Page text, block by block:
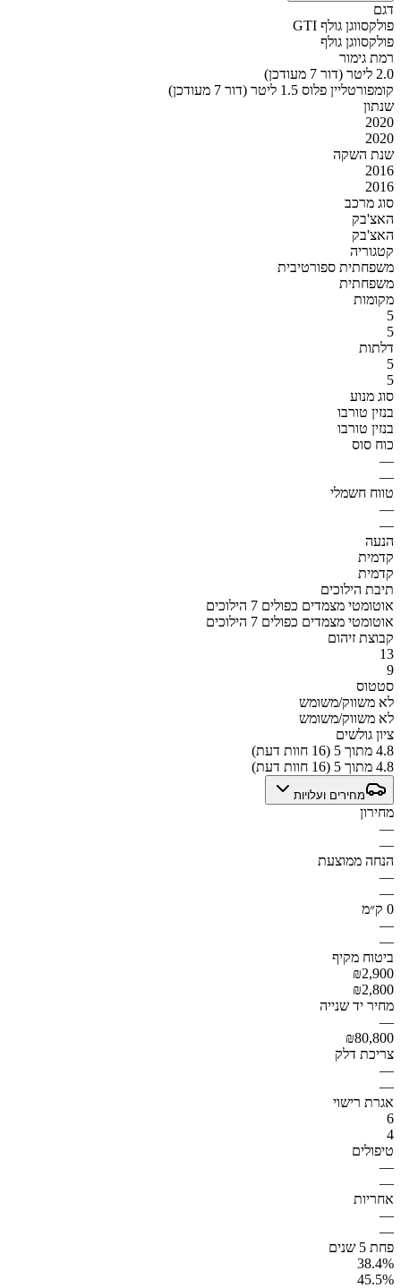
דגם
פולקסווגן גולף GTI
פולקסווגן גולף
רמת גימור
2.0 ליטר (דור 7 מעודכן)
קומפורטליין פלוס 1.5 ליטר (דור 7 מעודכן)
שנתון
2020
2020
שנת השקה
2016
2016
סוג מרכב
האצ'בק
האצ'בק
קטגוריה
משפחתית ספורטיבית
משפחתית
מקומות
5
5
דלתות
5
5
סוג מנוע
בנזין טורבו
בנזין טורבו
כוח סוס
—
—
טווח חשמלי
—
—
הנעה
קדמית
קדמית
תיבת הילוכים
אוטומטי מצמדים כפולים 7 הילוכים
אוטומטי מצמדים כפולים 7 הילוכים
קבוצת זיהום
13
9
סטטוס
לא משווק/משומש
לא משווק/משומש
ציון גולשים
4.8 מתוך 5 (16 חוות דעת)
4.8 מתוך 5 (16 חוות דעת)
מחירים ועלויות
מחירון
—
—
הנחה ממוצעת
—
—
0 ק״מ
—
—
ביטוח מקיף
₪2,900
₪2,800
מחיר יד שנייה
—
₪80,800
צריכת דלק
—
—
אגרת רישוי
6
4
טיפולים
—
—
אחריות
—
—
פחת 5 שנים
38.4%
45.5%